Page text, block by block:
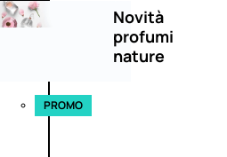
Novità
profumi
nature
PROMO